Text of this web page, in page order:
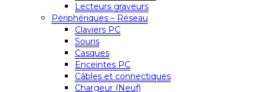
Lecteurs graveurs
Périphériques – Réseau
Claviers PC
Souris
Casques
Enceintes PC
Câbles et connectiques
Chargeur (Neuf)